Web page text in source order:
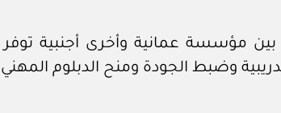
مؤسسة عمانية وأخرى أجنبية توفر
وضبط الجودة ومنح الدبلوم